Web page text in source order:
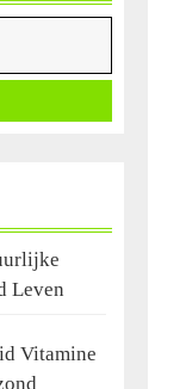
Leven
Vitamine